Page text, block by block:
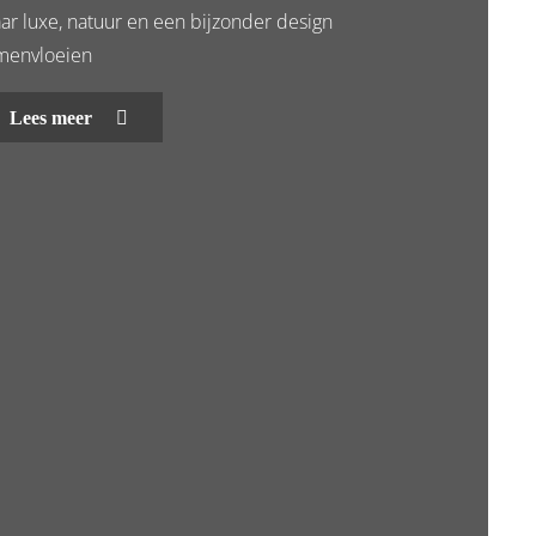
luxe, natuur en een bijzonder design
Lees meer